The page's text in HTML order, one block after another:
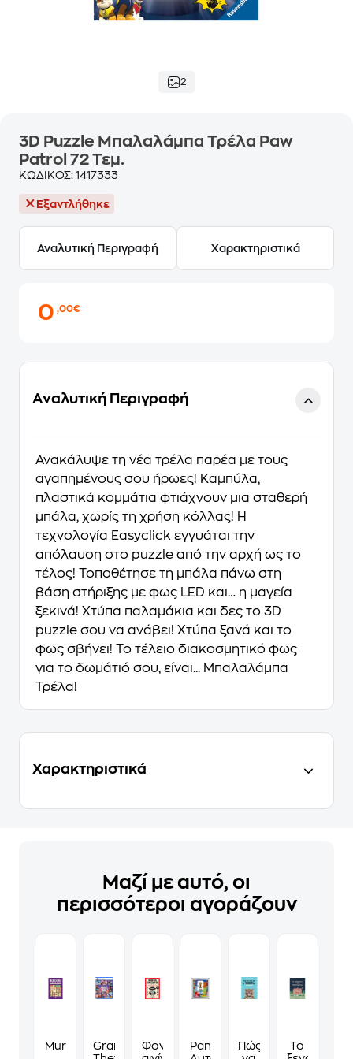
2
3D Puzzle Μπαλαλάμπα Τρέλα Paw
Patrol 72 Τεμ.
ΚΩΔΙΚΟΣ: 1417333
Εξαντλήθηκε
Αναλυτική Περιγραφή Χαρακτηριστικά
0,00€
Αναλυτική Περιγραφή
Ανακάλυψε τη νέα τρέλα παρέα με τους
αγαπημένους σου ήρωες! Καμπύλα,
πλαστικά κομμάτια φτιάχνουν μια σταθερή
μπάλα, χωρίς τη χρήση κόλλας! Η
τεχνολογία Easyclick εγγυάται την
απόλαυση στο puzzle από την αρχή ως το
τέλος! Τοποθέτησε τη μπάλα πάνω στη
βάση στήριξης με φως LED και… η μαγεία
ξεκινά! Χτύπα παλαμάκια και δες το 3D
puzzle σου να ανάβει! Χτύπα ξανά και το
φως σβήνει! Το τέλειο διακοσμητικό φως
για το δωμάτιό σου, είναι... Μπαλαλάμπα
Τρέλα!
Χαρακτηριστικά
Μαζί με αυτό, οι
περισσότεροι αγοράζουν
MurdokuGrand
Φονικά
Panini
Πώς
Το